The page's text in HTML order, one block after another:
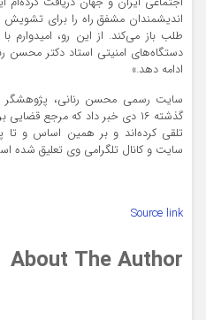
اندیشمندان مشفق راه را برای
طلب باز می‌کند. از این رو، امیدوارم
دستگاه‌های امنیتی استاد دکتر محسن
ادامه دهد.»
سایت رسمی محسن رنانی، پژوهشگر
گذشته ۱۶ دی خبر داد که مرجع
تلقی کرده‌اند و بر همین اساس و تا
سایت و کانال تلگرامی وی تعلیق شده
Source link
About The Author